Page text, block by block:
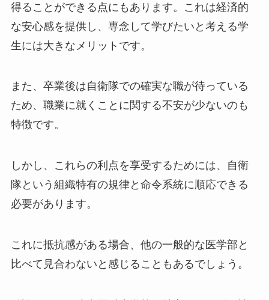
得ることができる点にもあります。これは経済的
な安心感を提供し、専念して学びたいと考える学
生には大きなメリットです。
また、卒業後は自衛隊での確実な職が待っている
ため、職業に就くことに関する不安が少ないのも
特徴です。
しかし、これらの利点を享受するためには、自衛
隊という組織特有の規律と命令系統に順応できる
必要があります。
これに抵抗感がある場合、他の一般的な医学部と
比べて見合わないと感じることもあるでしょう。